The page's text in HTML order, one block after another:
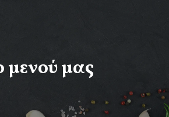
μενού μας